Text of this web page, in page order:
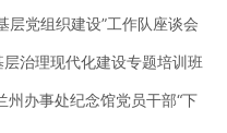
层党组织建设”工作队座谈会
治理现代化建设专题培训班
办事处纪念馆党员干部“下